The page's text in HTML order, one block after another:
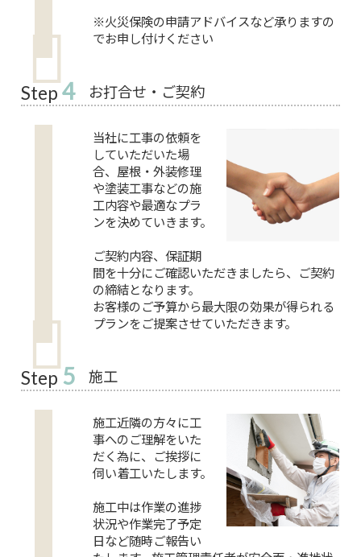
※火災保険の申請アドバイスなど承りますの
でお申し付けください
Step 4 お打合せ・ご契約
当社に工事の依頼を
していただいた場
合、屋根・外装修理
や塗装工事などの施
工内容や最適なプラ
ンを決めていきます。
ご契約内容、保証期
間を十分にご確認いただきましたら、ご契約
の締結となります。
お客様のご予算から最大限の効果が得られる
プランをご提案させていただきます。
Step 5 施工
施工近隣の方々に工
事へのご理解をいた
だく為に、ご挨拶に
伺い着工いたします。
施工中は作業の進捗
状況や作業完了予定
日など随時ご報告い